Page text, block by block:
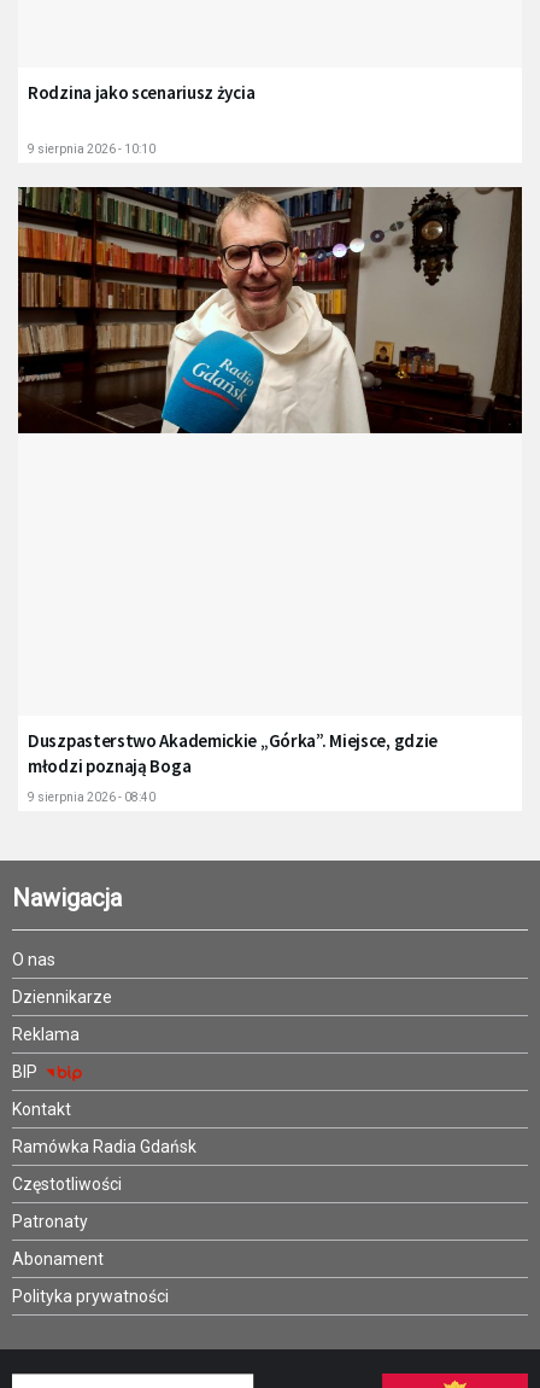
Rodzina jako scenariusz życia
9 sierpnia 2026 - 10:10
Duszpasterstwo Akademickie „Górka”. Miejsce, gdzie
młodzi poznają Boga
9 sierpnia 2026 - 08:40
Nawigacja
O nas
Dziennikarze
Reklama
BIP
Kontakt
Ramówka Radia Gdańsk
Częstotliwości
Patronaty
Abonament
Polityka prywatności